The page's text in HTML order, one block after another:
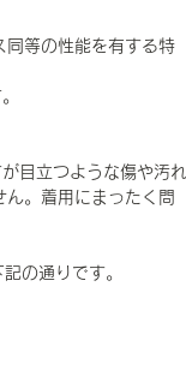
等の性能を有する特
目立つような傷や汚れ
。着用にまったく問
の通りです。